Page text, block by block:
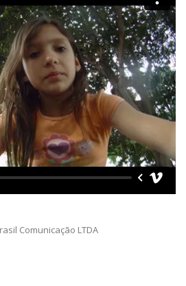
Comunicação LTDA